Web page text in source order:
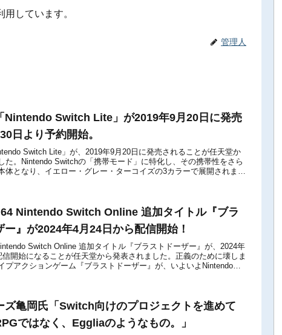
しています。
管理人
Nintendo Switch Lite」が2019年9月20日に発売
日より予約開始。
Switch Lite」が、2019年9月20日に発売されることが任天堂か
た。Nintendo Switchの「携帯モード」に特化し、その携帯性をさら
体となり、イエロー・グレー・ターコイズの3カラーで展開されま
Nintendo Switch Online 追加タイトル『ブラ
ー』が2024年4月24日から配信開始！
Switch Online 追加タイトル『ブラストドーザー』が、2024年
開始になることが任天堂から発表されました。正義のために壊しま
プアクションゲーム『ブラストドーザー』が、いよいよNintendo
ズ亀岡氏「Switch向けのプロジェクトを進めて
ではなく、Eggliaのようなもの。」